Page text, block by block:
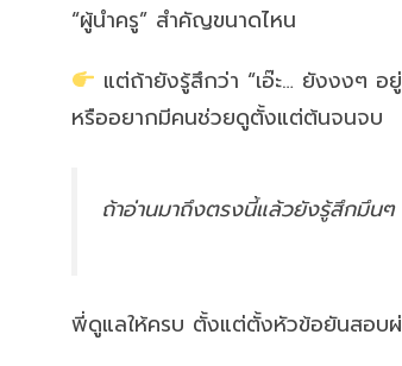
“ผู้นำครู” สำคัญขนาดไหน
แต่ถ้ายังรู้สึกว่า “เอ๊ะ… ยังงงๆ อ
หรืออยากมีคนช่วยดูตั้งแต่ต้นจนจบ
ถ้าอ่านมาถึงตรงนี้แล้วยังรู้สึกมึน
พี่ดูแลให้ครบ ตั้งแต่ตั้งหัวข้อยันสอบ